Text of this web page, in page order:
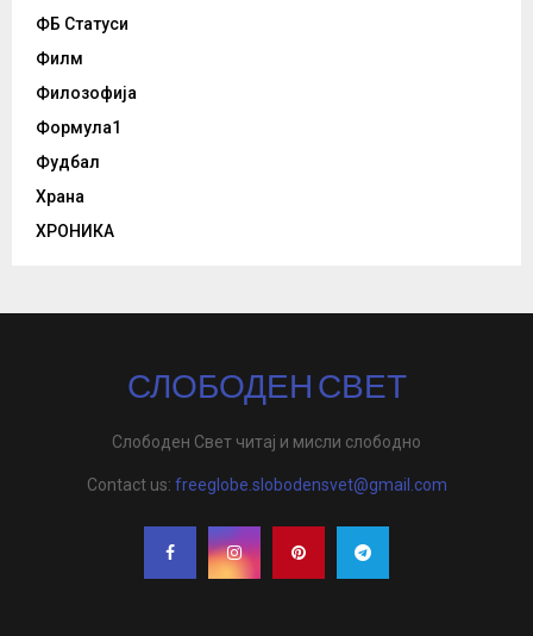
ФБ Статуси
Филм
Филозофија
Формула1
Фудбал
Храна
ХРОНИКА
СЛОБОДЕН СВЕТ
Слободен Свет читај и мисли слободно
Contact us: freeglobe.slobodensvet@gmail.com